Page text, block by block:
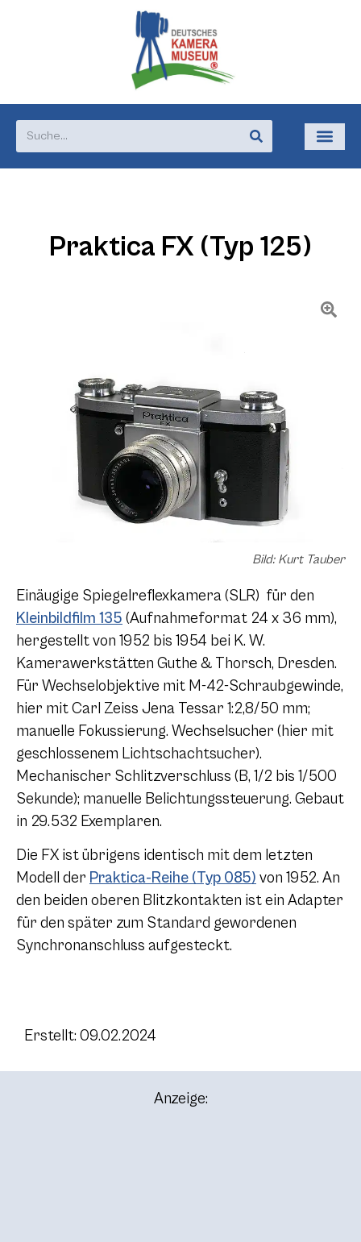
Praktica FX (Typ 125)
Bild: Kurt Tauber
Einäugige Spiegelreflexkamera (SLR) für den
Kleinbildfilm 135 (Aufnahmeformat 24 x 36 mm),
hergestellt von 1952 bis 1954 bei K. W.
Kamerawerkstätten Guthe & Thorsch, Dresden.
Für Wechselobjektive mit M-42-Schraubgewinde,
hier mit Carl Zeiss Jena Tessar 1:2,8/50 mm;
manuelle Fokussierung. Wechselsucher (hier mit
geschlossenem Lichtschachtsucher).
Mechanischer Schlitzverschluss (B, 1/2 bis 1/500
Sekunde); manuelle Belichtungssteuerung. Gebaut
in 29.532 Exemplaren.
Die FX ist übrigens identisch mit dem letzten
Modell der Praktica-Reihe (Typ 085) von 1952. An
den beiden oberen Blitzkontakten ist ein Adapter
für den später zum Standard gewordenen
Synchronanschluss aufgesteckt.
Erstellt: 09.02.2024
Anzeige: